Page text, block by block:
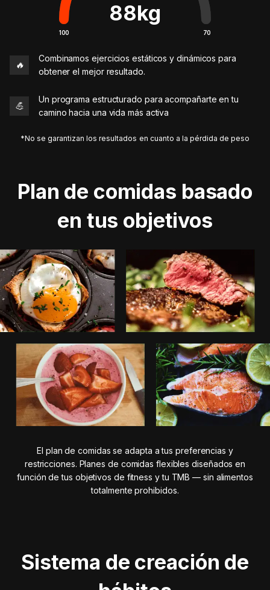
88kg
100 70
🔥
Combinamos ejercicios estáticos y dinámicos para
obtener el mejor resultado.
💪
Un programa estructurado para acompañarte en tu
camino hacia una vida más activa
*No se garantizan los resultados en cuanto a la pérdida de peso
Plan de comidas basado
en tus objetivos
El plan de comidas se adapta a tus preferencias y
restricciones. Planes de comidas flexibles diseñados en
función de tus objetivos de fitness y tu TMB — sin alimentos
totalmente prohibidos.
Sistema de creación de